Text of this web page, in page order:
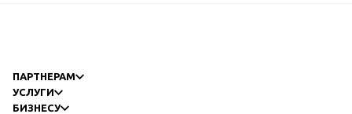
ПАРТНЕРАМ
УСЛУГИ
БИЗНЕСУ